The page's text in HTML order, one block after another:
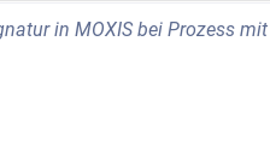
in MOXIS bei Prozess mit